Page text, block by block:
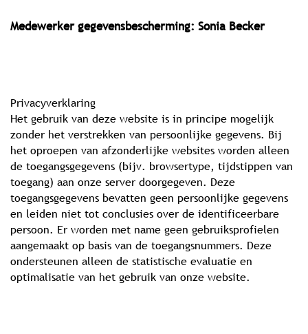
Medewerker gegevensbescherming: Sonia Becker
Privacyverklaring
Het gebruik van deze website is in principe mogelijk
zonder het verstrekken van persoonlijke gegevens. Bij
het oproepen van afzonderlijke websites worden alleen
de toegangsgegevens (bijv. browsertype, tijdstippen van
toegang) aan onze server doorgegeven. Deze
toegangsgegevens bevatten geen persoonlijke gegevens
en leiden niet tot conclusies over de identificeerbare
persoon. Er worden met name geen gebruiksprofielen
aangemaakt op basis van de toegangsnummers. Deze
ondersteunen alleen de statistische evaluatie en
optimalisatie van het gebruik van onze website.